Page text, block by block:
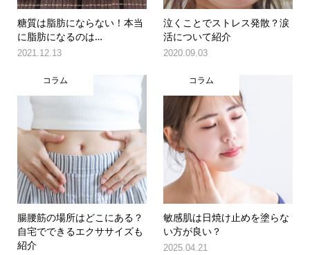
糖質は脂肪にならない！本当
に脂肪になるのは…
2021.12.13
泣くことでストレス発散？涙
活について紹介
2020.09.03
コラム
腸腰筋の場所はどこにある？
自宅でできるエクササイズも
紹介
コラム
敏感肌は日焼け止めを塗らな
い方が良い？
2025.04.21